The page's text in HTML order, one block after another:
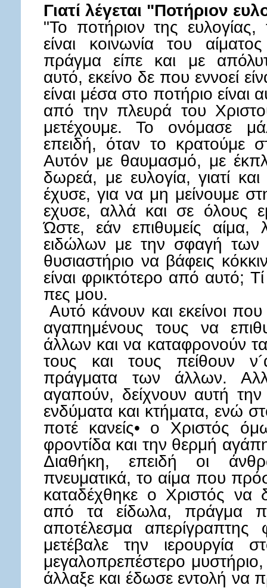
Γιατί λέγεται "Ποτήριον
"Το ποτήριον της
είναι κοινωνία του
πράγμα είπε και με
αυτό, εκείνο δε που εννοεί
είναι μέσα στο ποτήριο είναι
από την πλευρά του
μετέχουμε. Το ονόμασε
επειδή, όταν το κρατούμε
Αυτόν με θαυμασμό, με
δωρεά, με ευλογία, γιατί
έχυσε, για να μη μείνουμε
εχυσε, αλλά και σε όλους
Ώστε, εάν επιθυμείς
ειδώλων με την σφαγή
θυσιαστήριο να βάφεις
είναι φρικτότερο από αυτό;
πες μου.
Αυτό κάνουν και εκείνοι
αγαπημένους τους να
άλλων και να καταφρονούν
τους και τους πείθουν
πράγματα των άλλων.
αγαπούν, δείχνουν αυτή την
ενδύματα και κτήματα, ενώ
ποτέ κανείς• ο Χριστός
φροντίδα και την θερμή
Διαθήκη, επειδή οι
πνευματικά, το αίμα που
καταδέχθηκε ο Χριστός να
από τα είδωλα, πράγμα
αποτέλεσμα απερίγραπτης
μετέβαλε την ιερουργία
μεγαλοπρεπέστερο
άλλαξε και έδωσε εντολή να